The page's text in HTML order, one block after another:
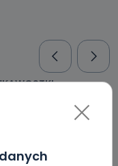
NA
ŚWIĘTYCH